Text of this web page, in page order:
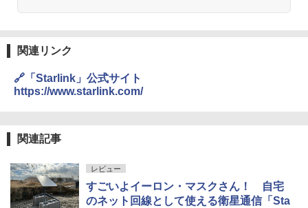
関連リンク
🔗「Starlink」公式サイト
https://www.starlink.com/
関連記事
レビュー
すごいよイーロン・マスクさん！ 自宅
のネット回線として使える衛星通信「Sta